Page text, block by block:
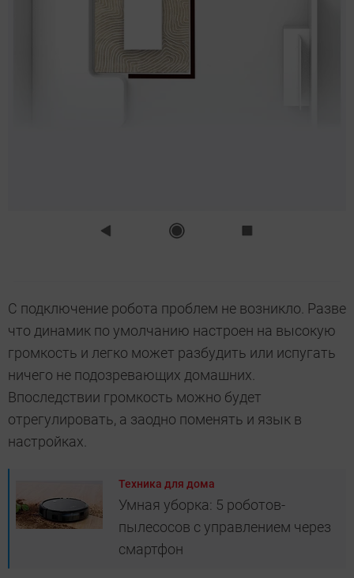
С подключение робота проблем не возникло. Разве
что динамик по умолчанию настроен на высокую
громкость и легко может разбудить или испугать
ничего не подозревающих домашних.
Впоследствии громкость можно будет
отрегулировать, а заодно поменять и язык в
настройках.
Техника для дома
Умная уборка: 5 роботов-
пылесосов с управлением через
смартфон